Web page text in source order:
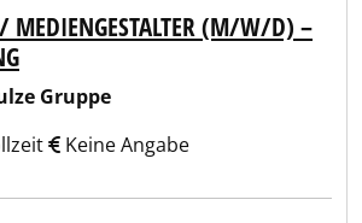
MEDIENGESTALTER (M/W/D) –
Gruppe
Keine Angabe